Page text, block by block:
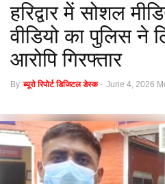
मनोरंजन (Entertainment) राशिफल / ज्योतिष
हरिद्वार में सोशल
वीडियो का पुलिस ने
आरोपि गिरफ्तार
By ब्यूरो रिपोर्ट डिजिटल डेस्क - June 4, 2026